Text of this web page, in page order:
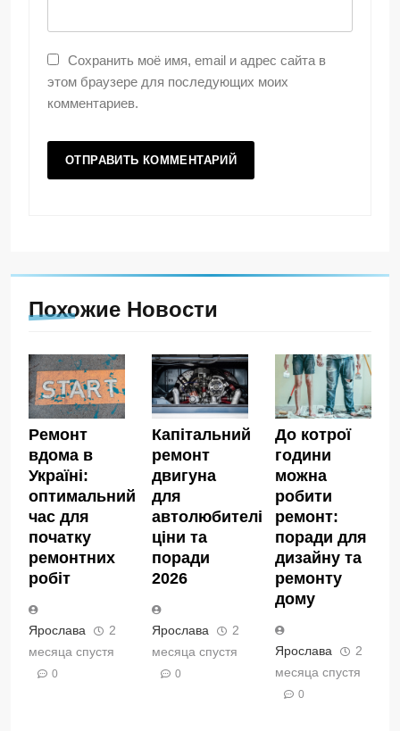
Сохранить моё имя, email и адрес сайта в
этом браузере для последующих моих
комментариев.
Похожие Новости
Ремонт
вдома в
Україні:
оптимальний
час для
початку
ремонтних
робіт
Ярослава
2
месяца спустя
0
Капітальний
ремонт
двигуна
для
автолюбителів:
ціни та
поради
2026
Ярослава
2
месяца спустя
0
До котрої
години
можна
робити
ремонт:
поради для
дизайну та
ремонту
дому
Ярослава
2
месяца спустя
0